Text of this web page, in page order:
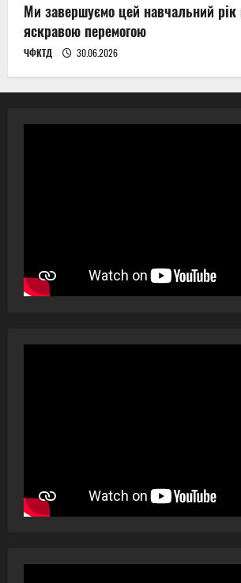
Ми завершуємо цей навчальний
яскравою перемогою
ЧФКТД 30.06.2026